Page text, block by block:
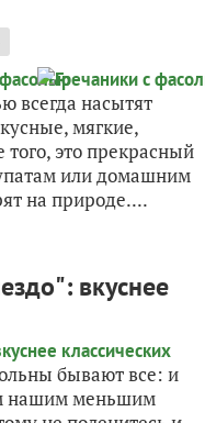
всегда насытят
мягкие,
это прекрасный
или домашним
на природе....
вкуснее
бывают все: и
нашим меньшим